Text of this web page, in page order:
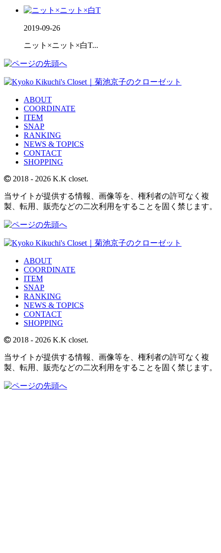
2019-09-26
ニット×ニット×白T...
ABOUT
COORDINATE
ITEM
SNAP
RANKING
NEWS & TOPICS
CONTACT
SHOPPING
2018 - 2026 K.K closet.
当サイトが提供する情報、画像等を、権利者の許可なく複
製、転用、販売などの二次利用をすることを固く禁じます。
ABOUT
COORDINATE
ITEM
SNAP
RANKING
NEWS & TOPICS
CONTACT
SHOPPING
2018 - 2026 K.K closet.
当サイトが提供する情報、画像等を、権利者の許可なく複
製、転用、販売などの二次利用をすることを固く禁じます。